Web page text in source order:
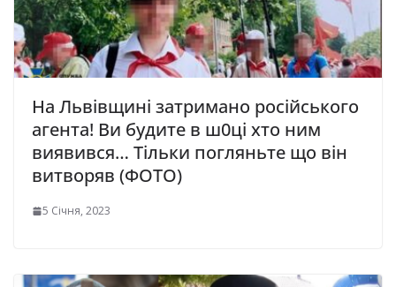
На Львівщині затримано pосійського
агента! Ви будите в ш0ці хто ним
виявився… Тільки погляньте що він
витвоpяв (ФОТО)
5 Січня, 2023